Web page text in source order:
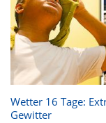
Wetter 16 Tage:
Gewitter